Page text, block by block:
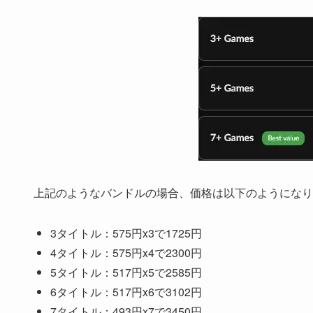
上記のようなバンドルの場合、価格は以下のようにな
3タイトル：575円x3で1725円
4タイトル：575円x4で2300円
5タイトル：517円x5で2585円
6タイトル：517円x6で3102円